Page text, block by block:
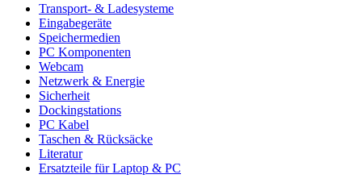
Transport- & Ladesysteme
Eingabegeräte
Speichermedien
PC Komponenten
Webcam
Netzwerk & Energie
Sicherheit
Dockingstations
PC Kabel
Taschen & Rücksäcke
Literatur
Ersatzteile für Laptop & PC